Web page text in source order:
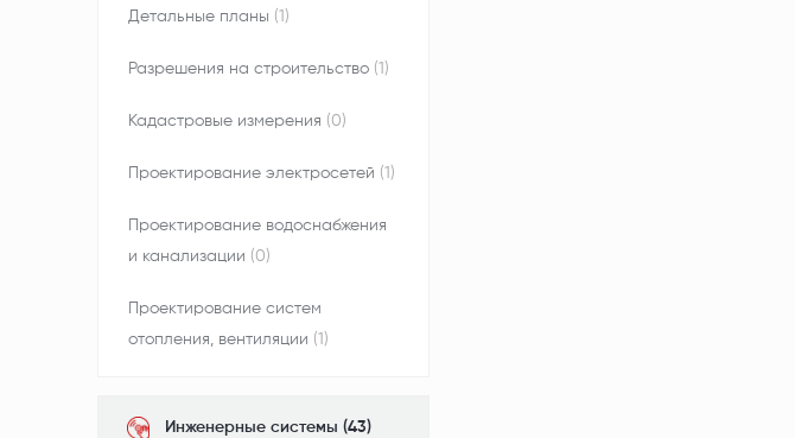
Детальные планы (1)
Разрешения на строительство (1)
Кадастровые измерения (0)
Проектирование электросетей (1)
Проектирование водоснабжения
и канализации (0)
Проектирование систем
отопления, вентиляции (1)
Инженерные системы (43)